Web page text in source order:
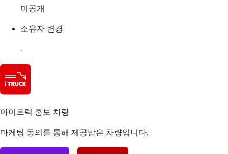
미공개
소유자 변경
-
아이트럭 홍보 차량
마케팅 동의를 통해 제공받은 차량입니다.